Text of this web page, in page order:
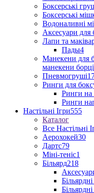
Боксерські
Боксерські
Водоналивні
Аксесуари для
Лапи та
Пады4
Манекени для
манекени
Пневмогруші
Ринги для
Ринги на
Ринги
Настільні Ігри555
Каталог
Все Настільні
Аерохокей30
Дартс79
Міні-теніс1
Більярд218